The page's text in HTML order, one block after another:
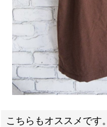
こちらもオススメです。